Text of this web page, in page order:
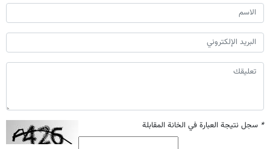
* سجل نتيجة العبارة في الخانة المقابلة